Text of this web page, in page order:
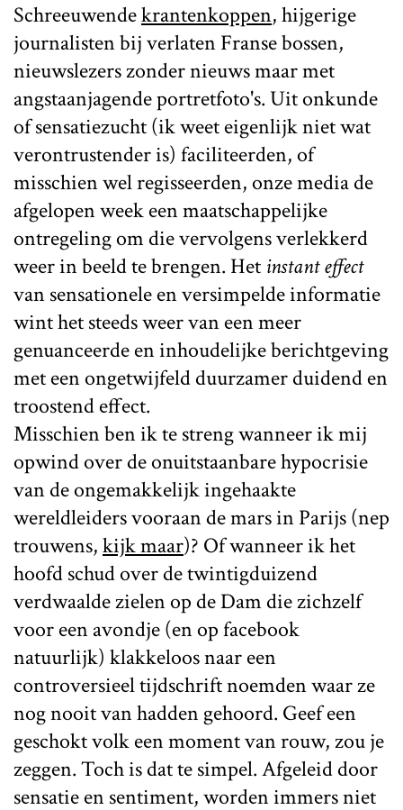
Schreeuwendekrantenkoppen, hijgerige
journalisten bij verlaten Franse bossen,
nieuwslezers zonder nieuws maar met
angstaanjagende portretfoto's. Uit onkunde
of sensatiezucht (ik weet eigenlijk niet wat
verontrustender is) faciliteerden, of
misschien wel regisseerden, onze media de
afgelopen week een maatschappelijke
ontregeling om die vervolgens verlekkerd
weer in beeld te brengen. Het instant effect
van sensationele en versimpelde informatie
wint het steeds weer van een meer
genuanceerde en inhoudelijke berichtgeving
met een ongetwijfeld duurzamer duidend en
troostend effect.
Misschien ben ik te streng wanneer ik mij
opwind over de onuitstaanbare hypocrisie
van de ongemakkelijk ingehaakte
wereldleiders vooraan de mars in Parijs (nep
trouwens,kijk maar)? Of wanneer ik het
hoofd schud over de twintigduizend
verdwaalde zielen op de Dam die zichzelf
voor een avondje (en op facebook
natuurlijk) klakkeloos naar een
controversieel tijdschrift noemden waar ze
nog nooit van hadden gehoord. Geef een
geschokt volk een moment van rouw, zou je
zeggen. Toch is dat te simpel. Afgeleid door
sensatie en sentiment, worden immers niet